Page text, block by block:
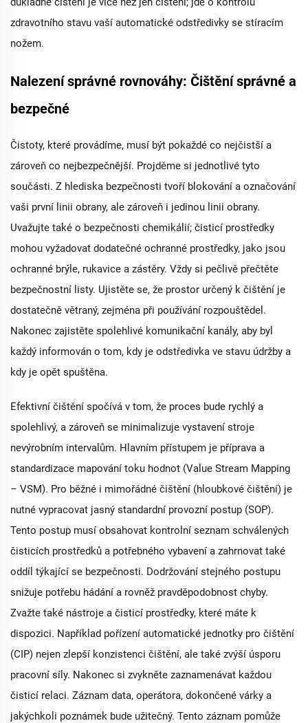
zdravotního stavu vaší automatické odstředivky se stíracím
nožem.
Nalezení správné rovnováhy: Čištění správné a
bezpečné
Čistoty, které provádíme, musí být pokaždé co nejčistší a
zároveň co nejbezpečnější. Projděme si jednotlivé tyto
součásti. Z hlediska bezpečnosti tvoří blokování a označování
vaši první linii obrany, ale zároveň i jedinou linii obrany.
Uvažujte také o bezpečnosti chemikálií; čisticí prostředky
mohou vyžadovat dodatečné ochranné prostředky, jako jsou
ochranné brýle, rukavice a zástěry. Vždy si pečlivě přečtěte
bezpečnostní listy. Ujistěte se, že prostor určený k čištění je
dostatečně větraný, zejména při používání rozpouštědel.
Nakonec zajistěte spolehlivé komunikační kanály, aby byl
každý informován o tom, kdy je odstředivka ve stavu údržby a
kdy je opět spuštěna.
Efektivní čištění spočívá v tom, že proces bude rychlý a
spolehlivý, a zároveň se minimalizuje vystavení stroje
nevýrobním intervalům. Hlavním přístupem je příprava a
standardizace mapování toku hodnot (Value Stream Mapping
– VSM). Pro běžné i mimořádné čištění (hloubkové čištění) je
nutné vypracovat jasný standardní provozní postup (SOP).
Tento postup musí obsahovat kontrolní seznam schválených
čisticích prostředků a potřebného vybavení a zahrnovat také
oddíl týkající se bezpečnosti. Dodržování stejného postupu
snižuje potřebu hádání a rovněž pravděpodobnost chyby.
Zvažte také nástroje a čisticí prostředky, které máte k
dispozici. Například pořízení automatické jednotky pro čištění
(CIP) nejen zlepší konzistenci čištění, ale také zvýší úsporu
pracovní síly. Nakonec si zvykněte zaznamenávat každou
čisticí relaci. Záznam data, operátora, dokončené várky a
jakýchkoli poznámek bude užitečný. Tento záznam pomůže